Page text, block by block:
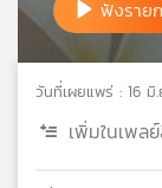
ไทย
บี
เอส
ฟังราย
วันที่เผยแพร่ : 16 มิ
เพิ่มในเพล